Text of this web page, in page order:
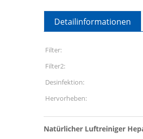
Detailinformationen
Filter:
Filter2:
Desinfektion:
Hervorheben:
Natürlicher Luftreiniger